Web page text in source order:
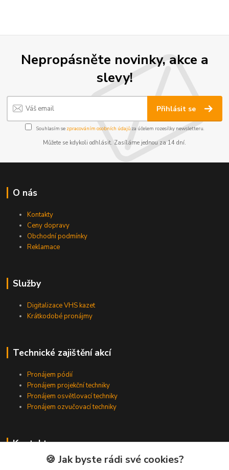
Nepropásněte novinky, akce a
slevy!
Přihlásit se
Souhlasím se zpracováním osobních údajůza účelem rozesílky newsletteru.
Můžete se kdykoli odhlásit. Zasíláme jednou za 14 dní.
O nás
Kontakty
Ceny dopravy
Obchodní podmínky
Reklamace
Služby
Digitalizace VHS kazet
Krátkodobé pronájmy
Technické zajištění akcí
Pronájem pódií
Pronájem projekční techniky
Pronájem osvětlovací techniky
Pronájem ozvučovací techniky
Kontakty
Zákaznická podpora
🍪 Jak byste rádi své cookies?